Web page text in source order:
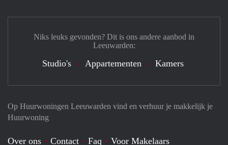
Op Huurwoningen Leeuwarden vind en verhuur je makkelijk je
Huurwoning
Over ons Contact Faq Voor Makelaars
Niks leuks gevonden? Dit is ons andere aanbod in
Leeuwarden:
Studio's Appartementen Kamers